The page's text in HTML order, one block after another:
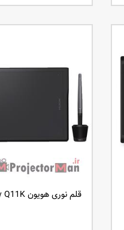
قلم نوری هویون Huion Inspiroy Q11K